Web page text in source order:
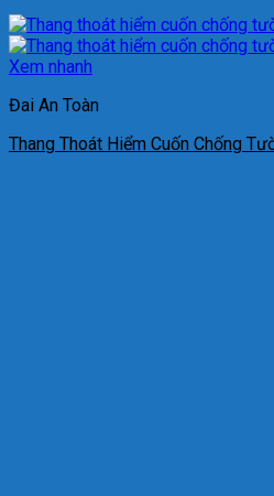
Xem nhanh
Đai An Toàn
Thang Thoát Hiểm Cuốn Chống